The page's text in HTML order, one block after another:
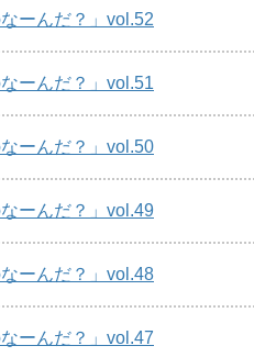
ーんだ？」vol.52
ーんだ？」vol.51
ーんだ？」vol.50
ーんだ？」vol.49
ーんだ？」vol.48
ーんだ？」vol.47